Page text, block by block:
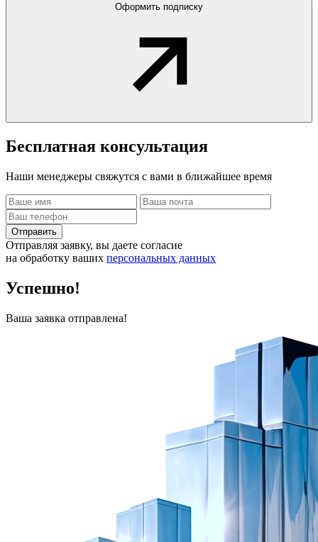
Оформить подписку
Бесплатная консультация
Наши менеджеры свяжутся с вами в ближайшее время
Отправить
Отправляя заявку, вы даете согласие
на обработку ваших персональных данных
Успешно!
Ваша заявка отправлена!